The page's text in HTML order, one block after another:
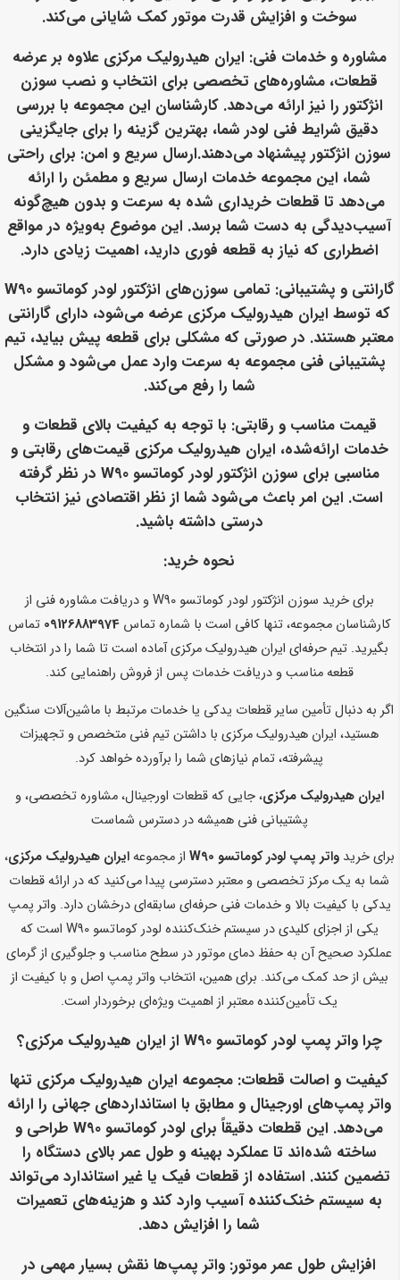
سوخت و افزایش قدرت موتور کمک شایانی می‌کند.
مشاوره و خدمات فنی: ایران هیدرولیک مرکزی علاوه بر عرضه
قطعات، مشاوره‌های تخصصی برای انتخاب و نصب سوزن
انژکتور را نیز ارائه می‌دهد. کارشناسان این مجموعه با بررسی
دقیق شرایط فنی لودر شما، بهترین گزینه را برای جایگزینی
سوزن انژکتور پیشنهاد می‌دهند.ارسال سریع و امن: برای راحتی
شما، این مجموعه خدمات ارسال سریع و مطمئن را ارائه
می‌دهد تا قطعات خریداری شده به سرعت و بدون هیچ‌گونه
آسیب‌دیدگی به دست شما برسد. این موضوع به‌ویژه در مواقع
اضطراری که نیاز به قطعه فوری دارید، اهمیت زیادی دارد.
گارانتی و پشتیبانی
: تمامی سوزن‌های انژکتور لودر کوماتسو W90
که توسط ایران هیدرولیک مرکزی عرضه می‌شود، دارای گارانتی
معتبر هستند. در صورتی که مشکلی برای قطعه پیش بیاید، تیم
پشتیبانی فنی مجموعه به سرعت وارد عمل می‌شود و مشکل
شما را رفع می‌کند.
قیمت مناسب و رقابتی: با توجه به کیفیت بالای قطعات و
خدمات ارائه‌شده، ایران هیدرولیک مرکزی قیمت‌های رقابتی و
مناسبی برای سوزن انژکتور لودر کوماتسو W90 در نظر گرفته
است. این امر باعث می‌شود شما از نظر اقتصادی نیز انتخاب
درستی داشته باشید.
نحوه خرید:
برای خرید سوزن انژکتور لودر کوماتسو W90 و دریافت مشاوره فنی از
کارشناسان مجموعه، تنها کافی است با شماره تماس 09126883974 تماس
بگیرید. تیم حرفه‌ای ایران هیدرولیک مرکزی آماده است تا شما را در انتخاب
قطعه مناسب و دریافت خدمات پس از فروش راهنمایی کند.
اگر به دنبال تأمین سایر قطعات یدکی یا خدمات مرتبط با ماشین‌آلات سنگین
هستید، ایران هیدرولیک مرکزی با داشتن تیم فنی متخصص و تجهیزات
پیشرفته، تمام نیازهای شما را برآورده خواهد کرد.
ایران هیدرولیک مرکزی، جایی که قطعات اورجینال، مشاوره تخصصی، و
پشتیبانی فنی همیشه در دسترس شماست
برای خرید واتر پمپ لودر کوماتسو W90 از مجموعهایران هیدرولیک مرکزی،
شما به یک مرکز تخصصی و معتبر دسترسی پیدا می‌کنید که در ارائه قطعات
یدکی با کیفیت بالا و خدمات فنی حرفه‌ای سابقه‌ای درخشان دارد. واتر پمپ
یکی از اجزای کلیدی در سیستم خنک‌کننده لودر کوماتسو W90 است که
عملکرد صحیح آن به حفظ دمای موتور در سطح مناسب و جلوگیری از گرمای
بیش از حد کمک می‌کند. برای همین، انتخاب واتر پمپ اصل و با کیفیت از
یک تأمین‌کننده معتبر از اهمیت ویژه‌ای برخوردار است.
چرا واتر پمپ لودر کوماتسو W90 از ایران هیدرولیک مرکزی؟
کیفیت و اصالت قطعات: مجموعه ایران هیدرولیک مرکزی تنها
واتر پمپ‌های اورجینال و مطابق با استانداردهای جهانی را ارائه
می‌دهد. این قطعات دقیقاً برای لودر کوماتسو W90 طراحی و
ساخته شده‌اند تا عملکرد بهینه و طول عمر بالای دستگاه را
تضمین کنند. استفاده از قطعات فیک یا غیر استاندارد می‌تواند
به سیستم خنک‌کننده آسیب وارد کند و هزینه‌های تعمیرات
شما را افزایش دهد.
افزایش طول عمر موتور: واتر پمپ‌ها نقش بسیار مهمی در